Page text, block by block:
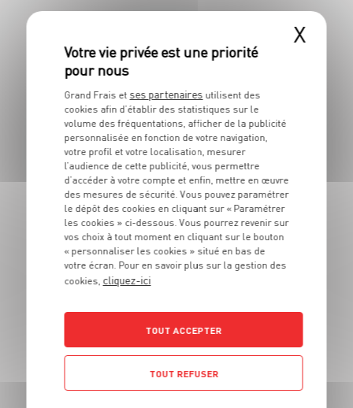
LES MAGASINS
À PROXIMITÉ
Vous souhaitez connaitre les magasins proches de votre
Grand Frais habituel ? Trouvez ci-dessous ceux qui sont les
plus proches !
(63000)
X
Grand Frais et ses partenaires utilisent des
cookies afin d’établir des statistiques sur le
volume des fréquentations, afficher de la publicité
personnalisée en fonction de votre navigation,
votre profil et votre localisation, mesurer
l’audience de cette publicité, vous permettre
d’accéder à votre compte et enfin, mettre en œuvre
des mesures de sécurité. Vous pouvez paramétrer
le dépôt des cookies en cliquant sur « Paramétrer
les cookies » ci-dessous. Vous pourrez revenir sur
vos choix à tout moment en cliquant sur le bouton
« personnaliser les cookies » situé en bas de
votre écran. Pour en savoir plus sur la gestion des
cookies, cliquez-ici
TOUT ACCEPTER
TOUT REFUSER